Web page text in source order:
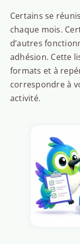
Certains se
chaque mois.
d’autres
adhésion. Cette
formats et à
correspondre à
activité.